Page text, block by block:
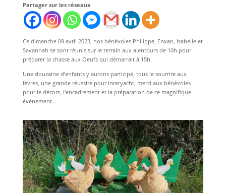
Partager sur les réseaux
Ce dimanche 09 avril 2023, nos bénévoles Philippe, Erwan, Isabelle et
Savannah se sont réunis sur le terrain aux alentours de 10h pour
préparer la chasse aux Oeufs qui démarrait à 15h.
Une douzaine d’enfants y aurons participé, tous le sourrire aux
lèvres, une grande réussite pour Interyacht, merci aux bénévoles
pour le décors, l’encadrement et la préparation de ce magnifique
évènement.